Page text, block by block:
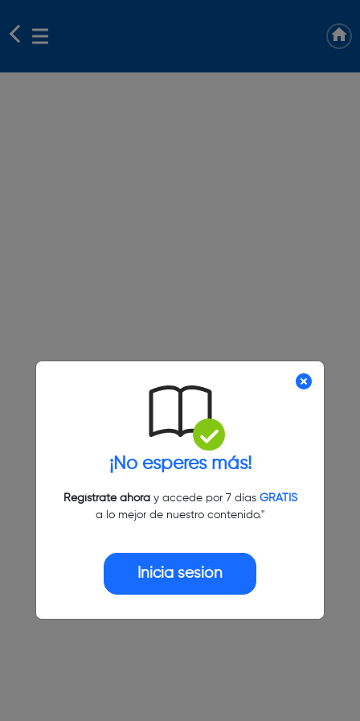
¡No esperes más!
Regístrate ahoray accede por 7 días GRATIS
a lo mejor de nuestro contenido."
Inicia sesión